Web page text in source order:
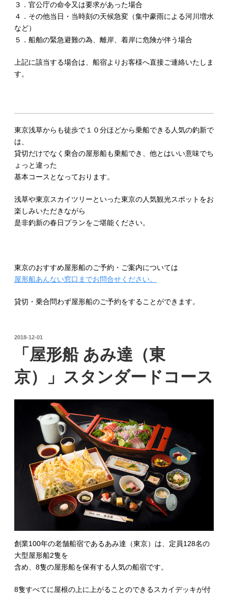
３．官公庁の命令又は要求があった場合
４．その他当日・当時刻の天候急変（集中豪雨による河川増水
など）
５．船舶の緊急避難の為、離岸、着岸に危険が伴う場合
上記に該当する場合は、船宿よりお客様へ直接ご連絡いたしま
す。
東京浅草からも徒歩で１０分ほどから乗船できる人気の釣新で
は、
貸切だけでなく乗合の屋形船も乗船でき、他とはいい意味でち
ょっと違った
基本コースとなっております。
浅草や東京スカイツリーといった東京の人気観光スポットをお
楽しみいただきながら
是非釣新の春日プランをご堪能ください。
東京のおすすめ屋形船のご予約・ご案内については
屋形船あんない窓口までお問合せください。
貸切・乗合問わず屋形船のご予約をすることができます。
投
2018-12-01
「屋形船 あみ達（東
京）」スタンダードコース
創業100年の老舗船宿であるあみ達（東京）は、定員128名の
大型屋形船2隻を
含め、8隻の屋形船を保有する人気の船宿です。
8隻すべてに屋根の上に上がることのできるスカイデッキが付